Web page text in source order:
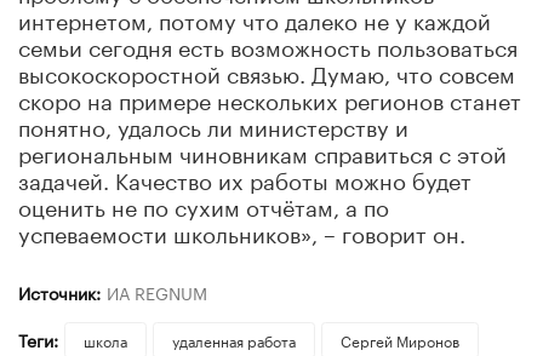
интернетом, потому что далеко не у каждой
семьи сегодня есть возможность пользоваться
высокоскоростной связью. Думаю, что совсем
скоро на примере нескольких регионов станет
понятно, удалось ли министерству и
региональным чиновникам справиться с этой
задачей. Качество их работы можно будет
оценить не по сухим отчётам, а по
успеваемости школьников», – говорит он.
Источник: ИА REGNUM
Теги:
школа удаленная работа
Сергей Миронов